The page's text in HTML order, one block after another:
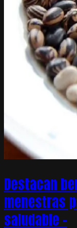
Destacan
menestras
saludable –